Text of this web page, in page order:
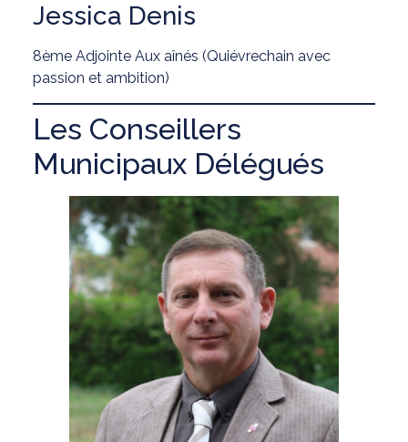
Jessica Denis
8ème Adjointe Aux aînés (Quiévrechain avec
passion et ambition)
Les Conseillers
Municipaux Délégués